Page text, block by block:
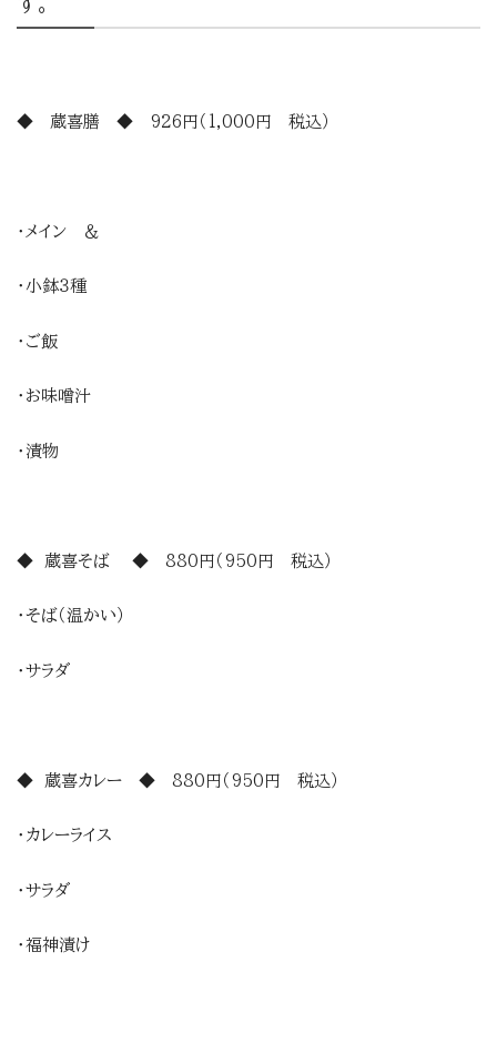
◆ 蔵喜膳 ◆ 926円（1,000円 税込）
・メイン ＆
・小鉢３種
・ご飯
・お味噌汁
・漬物
◆ 蔵喜そば ◆ 880円（950円 税込）
・そば（温かい）
・サラダ
◆ 蔵喜カレー ◆ 880円（950円 税込）
・カレーライス
・サラダ
・福神漬け